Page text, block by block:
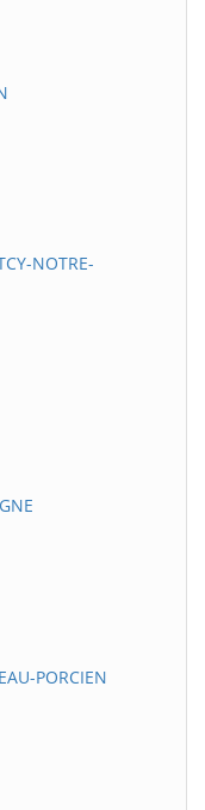
NOTRE-
PORCIEN